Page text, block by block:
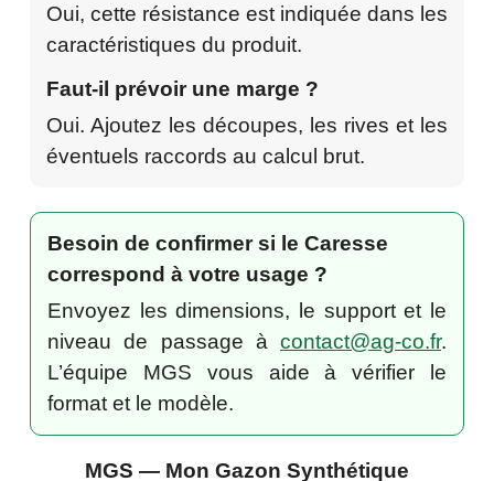
Oui, cette résistance est indiquée dans les
caractéristiques du produit.
Faut-il prévoir une marge ?
Oui. Ajoutez les découpes, les rives et les
éventuels raccords au calcul brut.
Besoin de confirmer si le Caresse
correspond à votre usage ?
Envoyez les dimensions, le support et le
niveau de passage à contact@ag-co.fr.
L’équipe MGS vous aide à vérifier le
format et le modèle.
MGS — Mon Gazon Synthétique